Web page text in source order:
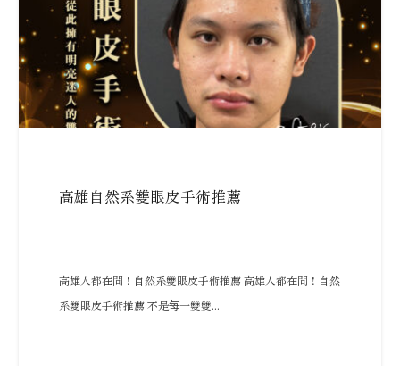
高雄自然系雙眼皮手術推薦
高雄人都在問！自然系雙眼皮手術推薦 高雄人都在問！自然
系雙眼皮手術推薦 不是每一雙雙...